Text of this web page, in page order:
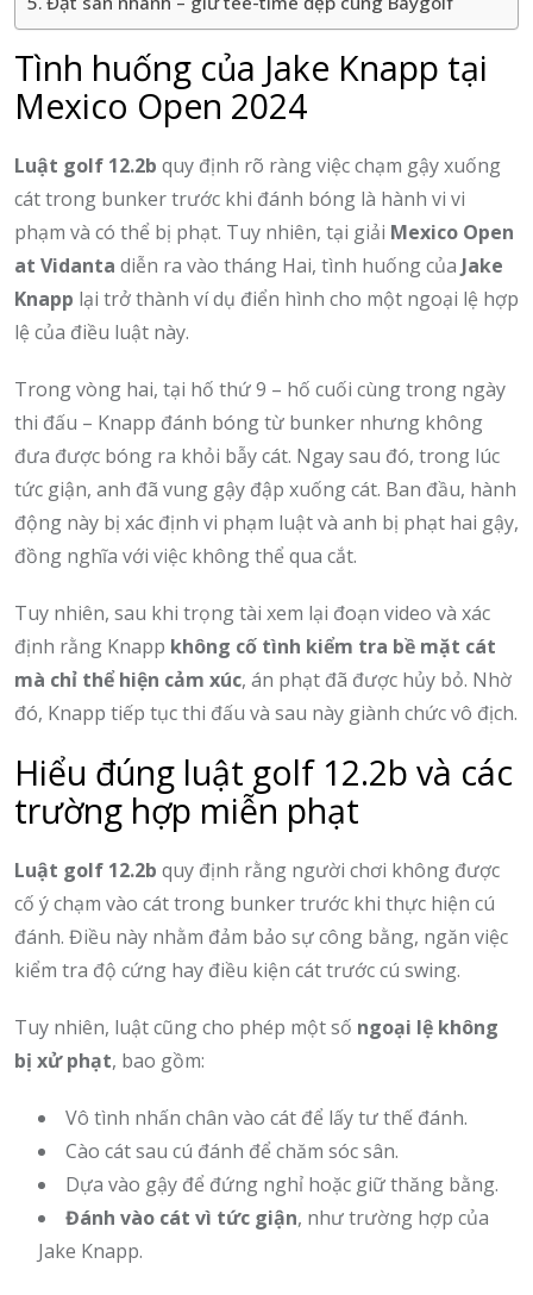
Tình huống của Jake Knapp tại
Mexico Open 2024
Luật golf 12.2b quy định rõ ràng việc chạm gậy xuống
cát trong bunker trước khi đánh bóng là hành vi vi
phạm và có thể bị phạt. Tuy nhiên, tại giải Mexico Open
at Vidanta diễn ra vào tháng Hai, tình huống của Jake
Knapp lại trở thành ví dụ điển hình cho một ngoại lệ hợp
lệ của điều luật này.
Trong vòng hai, tại hố thứ 9 – hố cuối cùng trong ngày
thi đấu – Knapp đánh bóng từ bunker nhưng không
đưa được bóng ra khỏi bẫy cát. Ngay sau đó, trong lúc
tức giận, anh đã vung gậy đập xuống cát. Ban đầu, hành
động này bị xác định vi phạm luật và anh bị phạt hai gậy,
đồng nghĩa với việc không thể qua cắt.
Tuy nhiên, sau khi trọng tài xem lại đoạn video và xác
định rằng Knapp không cố tình kiểm tra bề mặt cát
mà chỉ thể hiện cảm xúc, án phạt đã được hủy bỏ. Nhờ
đó, Knapp tiếp tục thi đấu và sau này giành chức vô địch.
Hiểu đúng luật golf 12.2b và các
trường hợp miễn phạt
Luật golf 12.2b quy định rằng người chơi không được
cố ý chạm vào cát trong bunker trước khi thực hiện cú
đánh. Điều này nhằm đảm bảo sự công bằng, ngăn việc
kiểm tra độ cứng hay điều kiện cát trước cú swing.
Tuy nhiên, luật cũng cho phép một số ngoại lệ không
bị xử phạt, bao gồm:
Vô tình nhấn chân vào cát để lấy tư thế đánh.
Cào cát sau cú đánh để chăm sóc sân.
Dựa vào gậy để đứng nghỉ hoặc giữ thăng bằng.
Đánh vào cát vì tức giận, như trường hợp của
Jake Knapp.